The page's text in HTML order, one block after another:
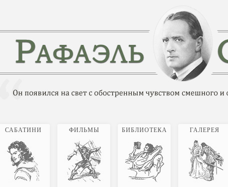
САБАТИНИ ФИЛЬМЫ БИБЛИОТЕКА ГАЛЕРЕЯ